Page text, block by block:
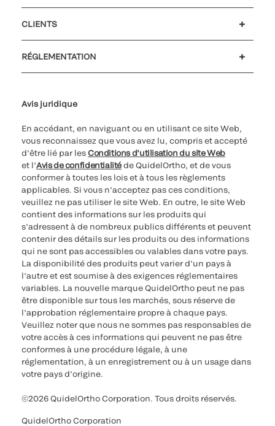
CLIENTS
RÉGLEMENTATION
Avis juridique
En accédant, en naviguant ou en utilisant ce site Web,
vous reconnaissez que vous avez lu, compris et accepté
d’être lié par lesConditions d’utilisation du site Web
et l’Avis de confidentialitéde QuidelOrtho, et de vous
conformer à toutes les lois et à tous les règlements
applicables. Si vous n’acceptez pas ces conditions,
veuillez ne pas utiliser le site Web. En outre, le site Web
contient des informations sur les produits qui
s’adressent à de nombreux publics différents et peuvent
contenir des détails sur les produits ou des informations
qui ne sont pas accessibles ou valables dans votre pays.
La disponibilité des produits peut varier d’un pays à
l’autre et est soumise à des exigences réglementaires
variables. La nouvelle marque QuidelOrtho peut ne pas
être disponible sur tous les marchés, sous réserve de
l’approbation réglementaire propre à chaque pays.
Veuillez noter que nous ne sommes pas responsables de
votre accès à ces informations qui peuvent ne pas être
conformes à une procédure légale, à une
réglementation, à un enregistrement ou à un usage dans
votre pays d’origine.
©2026 QuidelOrtho Corporation. Tous droits réservés.
QuidelOrtho Corporation